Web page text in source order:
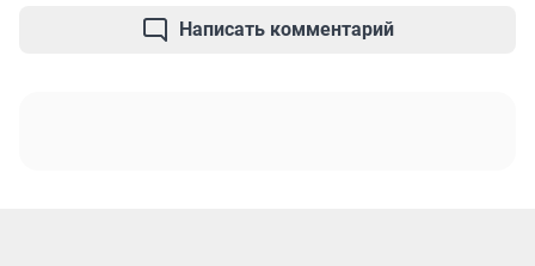
Написать комментарий